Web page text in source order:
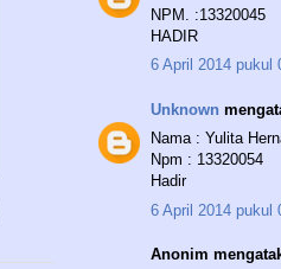
NPM. :13320045
HADIR
6 April 2014 pukul
Unknown
Nama : Yulita
Npm : 13320054
Hadir
6 April 2014 pukul
Anonim